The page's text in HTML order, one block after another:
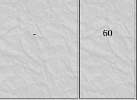
- 60